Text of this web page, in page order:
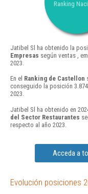
Ranking
Jatibel Sl ha obtenido la
Empresas según ventas ,
2023.
En el Ranking de Castellon
conseguido la posición
2023.
Jatibel Sl ha obtenido en
del Sector Restaurantes
respecto al año 2023.
Acceda a
Evolución posiciones